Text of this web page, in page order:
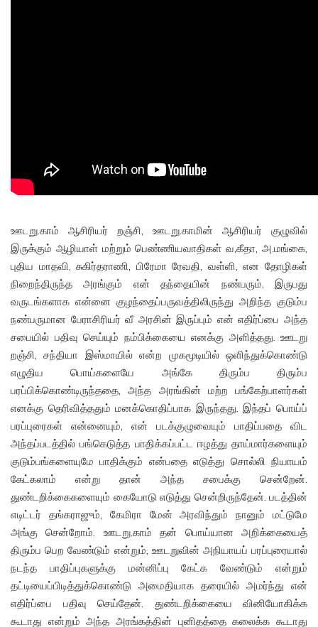
ஊடறு.காம் ஆசிரியர் றஞ்சி, ஊடறு.காமின் ஆசிரியர் குழுவில்
இருக்கும் ஆழியாள் மற்றும் பெண்ணியவாதிகள் வ,கீதா, அ.மங்கை,
புதிய மாதவி, சுகிர்தராணி, பிரேமா ரேவதி, வள்ளி, என தோழிகள்
நிறைந்திருந்த அரங்கும் என் தந்தையின் நண்பரும், இருபது
வருடங்களாக என்னை குழந்தைப்பருவத்திலிருந்து அறிந்த குடும்ப
நண்பருமான பேராசிரியர் வீ அரசின் இருப்பும் என் எதிர்ப்பை அந்த
சபையில் பதிவு செய்யும் நம்பிக்கையை எனக்கு அளித்தது. ஊடறு
றஞ்சி, சந்தியா இஸ்மாயில் என்ற முகமூடியில் ஒளிந்துக்கொண்டு
எழுதிய பொய்களையே அங்கே திரும்ப திரும்ப
பரப்பிக்கொண்டிருந்ததை, அந்த அரங்கின் மற்ற பங்கேற்பாளர்கள்
எனக்கு தெரிவித்ததும் மனக்கொதிப்பாக இருந்தது. இந்தப் பொய்ப்
பரப்புரைகள் என்னையும், என் படக்குழுவையும் பாதிப்பதை விட
அந்தப்படத்தில் பங்கெடுத்த பாதிக்கப்பட்ட ஈழத்து தாய்மார்களையும்
குடும்பங்களையுமே பாதிக்கும் என்பதை எடுத்து சொல்லி நியாயம்
கேட்கலாம் என்று தான் அந்த சபைக்கு சென்றேன்.
துண்டறிக்கைகளையும் கையோடு எடுத்து சென்றிருந்தேன். படத்தின்
எடிட்டர் தங்கராஜும், கேமிரா மேன் அரவிந்தும் நானும் மட்டுமே
அங்கு சென்றோம். ஊடறு.காம் தன் பொய்யான அறிக்கையைத்
திரும்ப பெற வேண்டும் என்றும், ஊடறுவின் அநியாயப் பரப்புரையால்
நடந்த பாதிப்புகளுக்கு மன்னிப்பு கேட்க வேண்டும் என்றும்
தட்டியைப்பிடித்துக்கொண்டு அமைதியாக தரையில் அமர்ந்து என்
எதிர்ப்பை பதிவு செய்தேன். துண்டறிக்கையை வினியோகிக்க
கூடாது என்றும் அந்த அரங்கத்தின் புனிதத்தை கலைக்க கூடாது